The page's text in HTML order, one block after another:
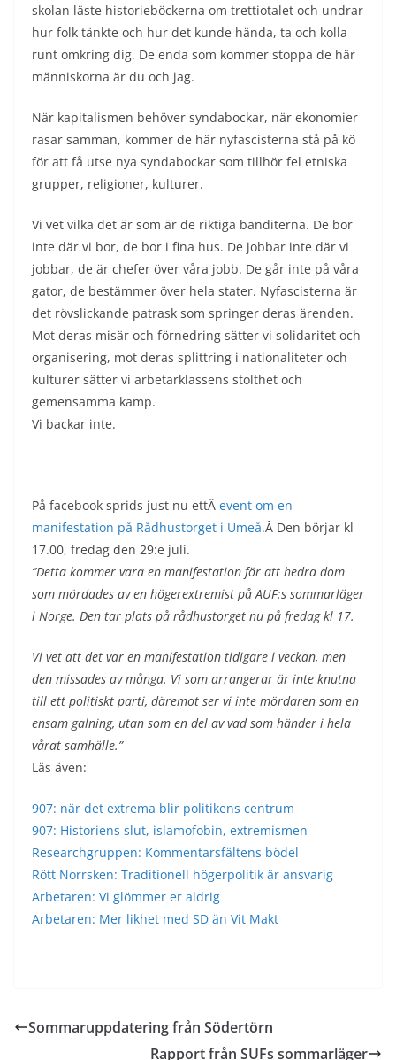
skolan läste historieböckerna om trettiotalet och undrar
hur folk tänkte och hur det kunde hända, ta och kolla
runt omkring dig. De enda som kommer stoppa de här
människorna är du och jag.
När kapitalismen behöver syndabockar, när ekonomier
rasar samman, kommer de här nyfascisterna stå på kö
för att få utse nya syndabockar som tillhör fel etniska
grupper, religioner, kulturer.
Vi vet vilka det är som är de riktiga banditerna. De bor
inte där vi bor, de bor i fina hus. De jobbar inte där vi
jobbar, de är chefer över våra jobb. De går inte på våra
gator, de bestämmer över hela stater. Nyfascisterna är
det rövslickande patrask som springer deras ärenden.
Mot deras misär och förnedring sätter vi solidaritet och
organisering, mot deras splittring i nationaliteter och
kulturer sätter vi arbetarklassens stolthet och
gemensamma kamp.
Vi backar inte.
På facebook sprids just nu ettÂ event om en
manifestation på Rådhustorget i Umeå.Â Den börjar kl
17.00, fredag den 29:e juli.
”Detta kommer vara en manifestation för att hedra dom
som mördades av en högerextremist på AUF:s sommarläger
i Norge. Den tar plats på rådhustorget nu på fredag kl 17.
Vi vet att det var en manifestation tidigare i veckan, men
den missades av många. Vi som arrangerar är inte knutna
till ett politiskt parti, däremot ser vi inte mördaren som en
ensam galning, utan som en del av vad som händer i hela
vårat samhälle.”
Läs även:
907: när det extrema blir politikens centrum
907: Historiens slut, islamofobin, extremismen
Researchgruppen: Kommentarsfältens bödel
Rött Norrsken: Traditionell högerpolitik är ansvarig
Arbetaren: Vi glömmer er aldrig
Arbetaren: Mer likhet med SD än Vit Makt
Sommaruppdatering från Södertörn
Rapport från SUFs sommarläger